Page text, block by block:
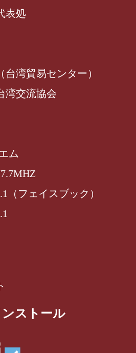
表処
湾貿易センター）
湾交流協会
ム
（フェイスブック）
ストール